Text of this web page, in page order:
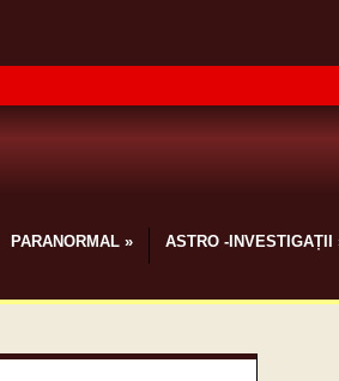
PARANORMAL» ASTRO -INVESTIGAȚII